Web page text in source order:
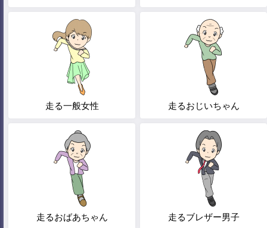
走る一般女性 走るおじいちゃん
走るおばあちゃん 走るブレザー男子